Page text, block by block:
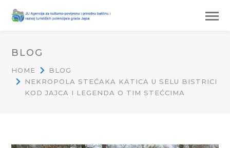
BLOG
HOME
BLOG
NEKROPOLA STEĆAKA KATICA U SELU BISTRICI
KOD JAJCA I LEGENDA O TIM STEĆCIMA